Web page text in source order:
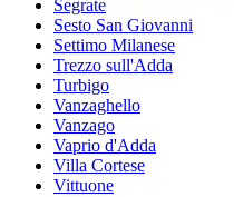
Segrate
Sesto San Giovanni
Settimo Milanese
Trezzo sull'Adda
Turbigo
Vanzaghello
Vanzago
Vaprio d'Adda
Villa Cortese
Vittuone